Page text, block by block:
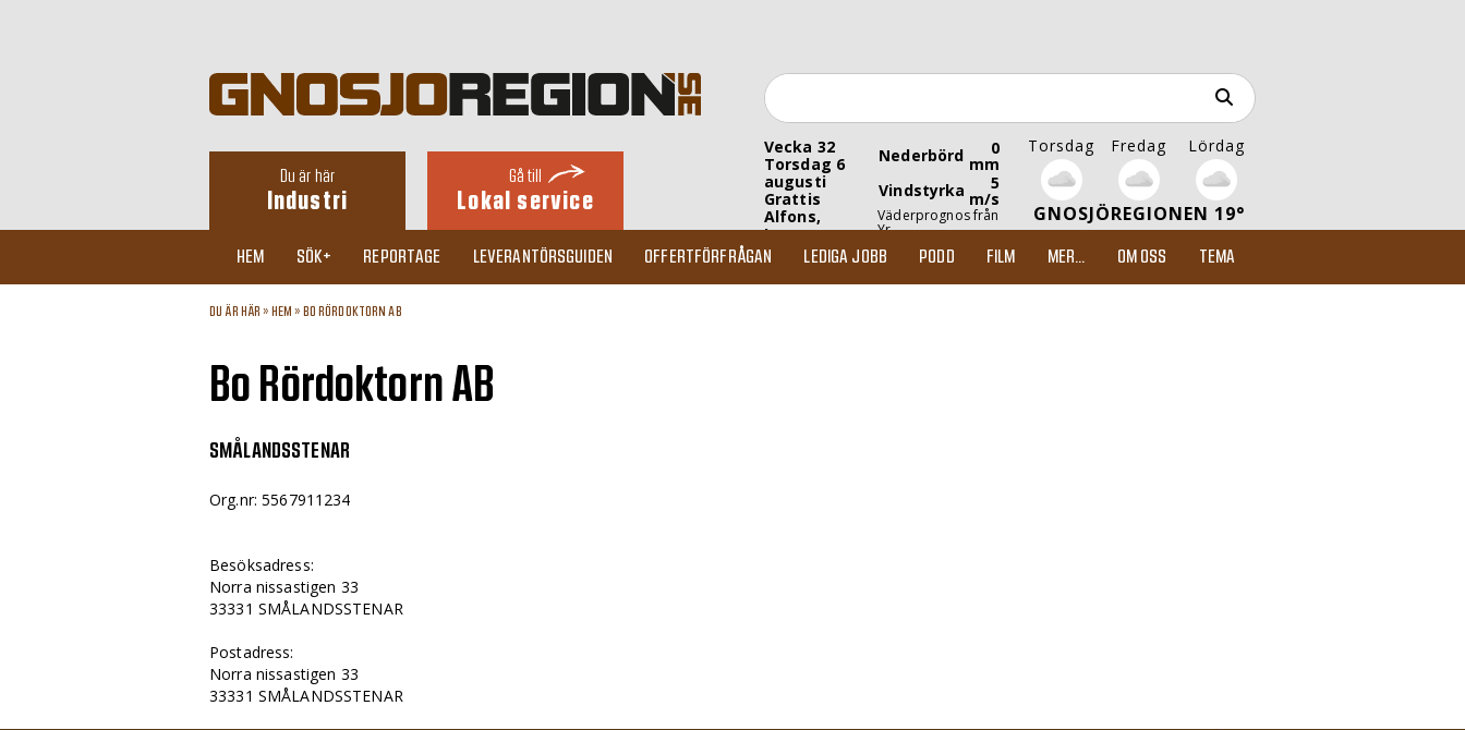
Du är här
Industri
Gå till
Lokal service
Vecka 32
Torsdag 6
augusti
Grattis
Alfons,
Inez
Nederbörd 0
mm
Vindstyrka
5
m/s
Väderprognos från
Yr
Torsdag Fredag Lördag
GNOSJÖREGIONEN 19°
HEM SÖK+ REPORTAGE LEVERANTÖRSGUIDEN OFFERTFÖRFRÅGAN LEDIGA JOBB PODD FILM MER... OM OSS TEMA
DU ÄR HÄR » HEM » BO RÖRDOKTORN AB
Bo Rördoktorn AB
SMÅLANDSSTENAR
Org.nr: 5567911234
Besöksadress:
Norra nissastigen 33
33331 SMÅLANDSSTENAR
Postadress:
Norra nissastigen 33
33331 SMÅLANDSSTENAR